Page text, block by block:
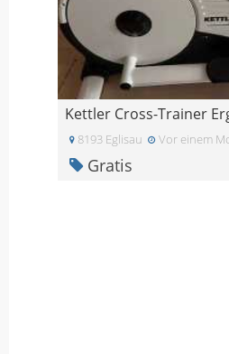
Kettler Cross-Trainer
8193 Eglisau Vor einem
Gratis